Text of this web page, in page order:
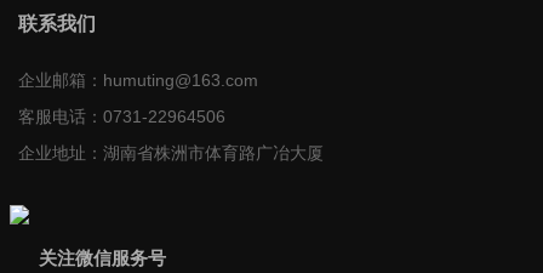
联系我们
企业邮箱： humuting@163.com
客服电话： 0731-22964506
企业地址： 湖南省株洲市体育路广冶大厦
关注微信服务号